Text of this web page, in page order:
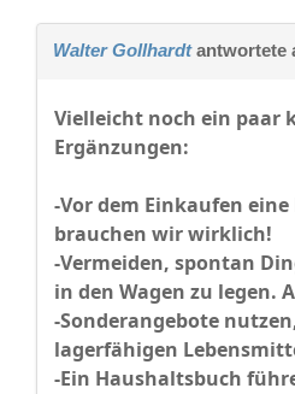
Walter Gollhardtantwortete
Vielleicht noch ein paar
Ergänzungen:
-Vor dem Einkaufen
brauchen wir wirklich!
-Vermeiden, spontan
in den Wagen zu legen.
-Sonderangebote
lagerfähigen
-Ein Haushaltsbuch